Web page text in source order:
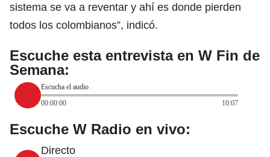
sistema se va a reventar y ahí es donde pierden
todos los colombianos”, indicó.
Escuche esta entrevista en W Fin de
Semana:
Escucha el audio
00:00:00
10:07
Escuche W Radio en vivo:
Directo